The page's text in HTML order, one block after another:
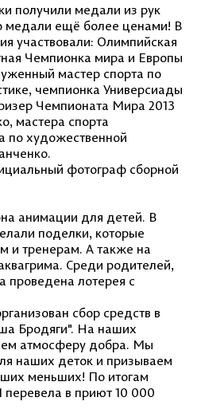
получили медали из рук
медали ещё более ценами! В
участвовали: Олимпийская
Чемпионка мира и Европы
мастер спорта по
чемпионка Универсиады
Чемпионата Мира 2013
мастера спорта
по художественной
фотограф сборной
анимации для детей. В
поделки, которые
и тренерам. А также на
Среди родителей,
проведена лотерея с
сбор средств в
Бродяги". На наших
атмосферу добра. Мы
наших деток и призываем
меньших! По итогам
в приют 10 000